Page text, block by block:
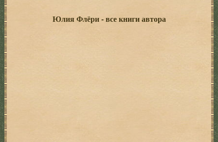
Юлия Флёри - все книги автора